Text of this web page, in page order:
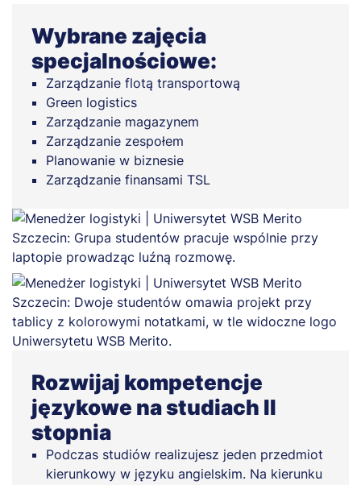
Wybrane zajęcia
specjalnościowe:
Zarządzanie flotą transportową
Green logistics
Zarządzanie magazynem
Zarządzanie zespołem
Planowanie w biznesie
Zarządzanie finansami TSL
Rozwijaj kompetencje
językowe na studiach II
stopnia
Podczas studiów realizujesz jeden przedmiot
kierunkowy w języku angielskim. Na kierunku